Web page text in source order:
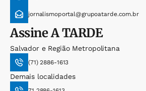
jornalismoportal@grupoatarde.com.br
AssineA TARDE
Salvador e Região Metropolitana
(71) 2886-1613
Demais localidades